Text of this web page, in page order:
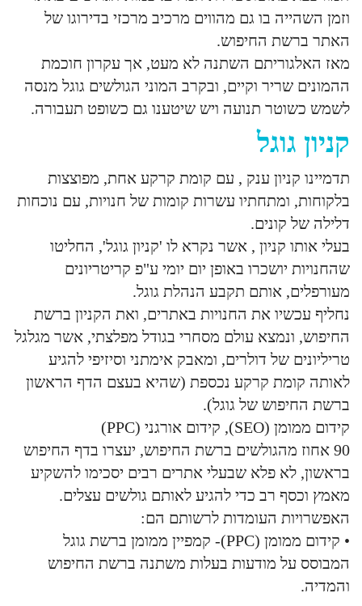
וזמן השהייה בו גם מהווים מרכיב מרכזי בדירוגו של
האתר ברשת החיפוש.
מאז האלגוריתם השתנה לא מעט, אך עקרון חוכמת
ההמונים שריר וקיים, ובקרב המוני הגולשים גוגל מנסה
לשמש כשוטר תנועה ויש שיטענו גם כשופט תעבורה.
קניון גוגל
תדמיינו קניון ענק , עם קומת קרקע אחת, מפוצצות
בלקוחות, ומתחתיו עשרות קומות של חנויות, עם נוכחות
דלילה של קונים.
בעלי אותו קניון , אשר נקרא לו 'קניון גוגל', החליטו
שהחנויות יושכרו באופן יום יומי ע"פ קריטריונים
מעורפלים, אותם תקבע הנהלת גוגל.
נחליף עכשיו את החנויות באתרים, ואת הקניון ברשת
החיפוש, ונמצא עולם מסחרי בגודל מפלצתי, אשר מגלגל
טריליונים של דולרים, ומאבק אימתני וסיזיפי להגיע
לאותה קומת קרקע נכספת (שהיא בעצם הדף הראשון
ברשת החיפוש של גוגל).
קידום ממומן (SEO), קידום אורגני (PPC)
90 אחוז מהגולשים ברשת החיפוש, יעצרו בדף החיפוש
בראשון, לא פלא שבעלי אתרים רבים יסכימו להשקיע
מאמץ וכסף רב כדי להגיע לאותם גולשים עצלים.
האפשרויות העומדות לרשותם הם:
• קידום ממומן (PPC)- קמפיין ממומן ברשת גוגל
המבוסס על מודעות בעלות משתנה ברשת החיפוש
והמדיה.